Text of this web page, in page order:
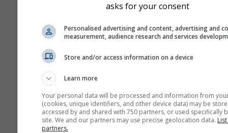
asks for your consent
Personalised advertising and content, advertising and
measurement, audience research and services
Store and/or access information on a device
Learn more
Your personal data will be processed and information from
(cookies, unique identifiers, and other device data) may be
accessed by and shared with 750 partners, or used specifically
site. We and our partners may use precise geolocation data.
partners.